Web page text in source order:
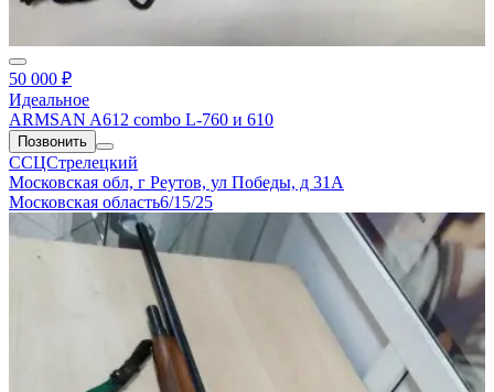
50 000 ₽
Идеальное
ARMSAN A612 combo L-760 и 610
Позвонить
ССЦСтрелецкий
Московская обл, г Реутов, ул Победы, д 31А
Московская область6/15/25